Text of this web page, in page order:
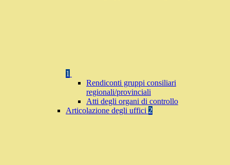
1
Rendiconti gruppi consiliari
regionali/provinciali
Atti degli organi di controllo
Articolazione degli uffici 2